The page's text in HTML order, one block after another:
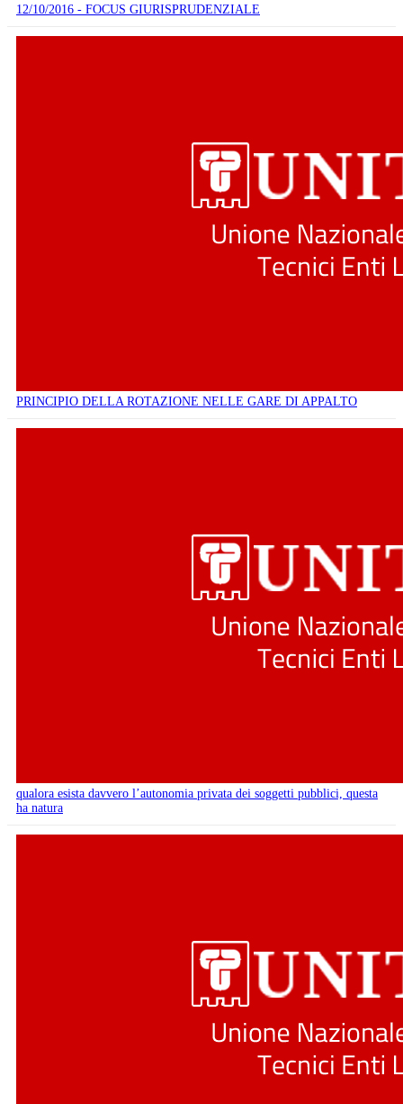
12/10/2016 - FOCUS GIURISPRUDENZIALE
PRINCIPIO DELLA ROTAZIONE NELLE GARE DI APPALTO
qualora esista davvero l’autonomia privata dei soggetti pubblici, questa
ha natura